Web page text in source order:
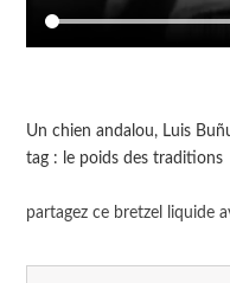
Un chien andalou, Luis
tag : le poids des traditions
partagez ce bretzel liquide